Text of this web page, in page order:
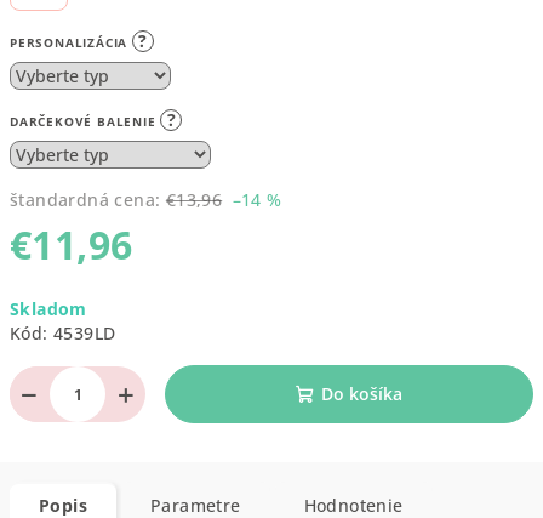
PERSONALIZÁCIA ?
DARČEKOVÉ BALENIE ?
štandardná cena: €13,96 –14 %
€11,96
cena:
Skladom
Kód: 4539LD
+
− Do košíka
Popis Parametre Hodnotenie